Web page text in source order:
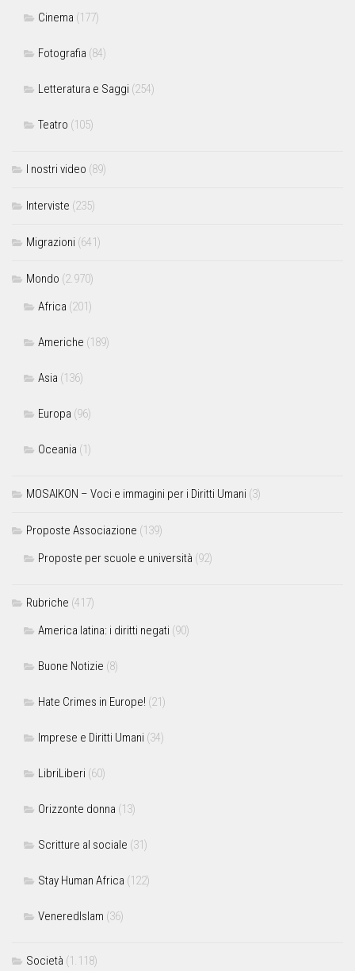
Cinema (177)
Fotografia (84)
Letteratura e Saggi (254)
Teatro (105)
I nostri video (89)
Interviste (235)
Migrazioni (641)
Mondo (2.970)
Africa (201)
Americhe (189)
Asia (136)
Europa (96)
Oceania (1)
MOSAIKON – Voci e immagini per i Diritti Umani (3)
Proposte Associazione (139)
Proposte per scuole e università (92)
Rubriche (417)
America latina: i diritti negati (90)
Buone Notizie (8)
Hate Crimes in Europe! (21)
Imprese e Diritti Umani (34)
LibriLiberi (60)
Orizzonte donna (13)
Scritture al sociale (31)
Stay Human Africa (122)
VeneredIslam (36)
Società (1.118)